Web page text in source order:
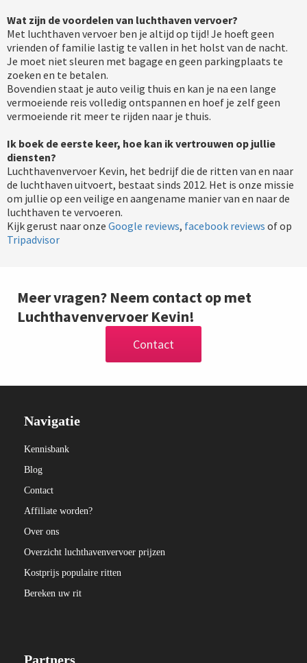
Wat zijn de voordelen van luchthaven vervoer?
Met luchthaven vervoer ben je altijd op tijd! Je hoeft geen
vrienden of familie lastig te vallen in het holst van de nacht.
Je moet niet sleuren met bagage en geen parkingplaats te
zoeken en te betalen.
Bovendien staat je auto veilig thuis en kan je na een lange
vermoeiende reis volledig ontspannen en hoef je zelf geen
vermoeiende rit meer te rijden naar je thuis.
Ik boek de eerste keer, hoe kan ik vertrouwen op jullie
diensten?
Luchthavenvervoer Kevin, het bedrijf die de ritten van en naar
de luchthaven uitvoert, bestaat sinds 2012. Het is onze missie
om jullie op een veilige en aangename manier van en naar de
luchthaven te vervoeren.
Kijk gerust naar onze Google reviews, facebook reviews of op
Tripadvisor
Meer vragen? Neem contact op met
Luchthavenvervoer Kevin!
Contact
Navigatie
Kennisbank
Blog
Contact
Affiliate worden?
Over ons
Overzicht luchthavenvervoer prijzen
Kostprijs populaire ritten
Bereken uw rit
Partners